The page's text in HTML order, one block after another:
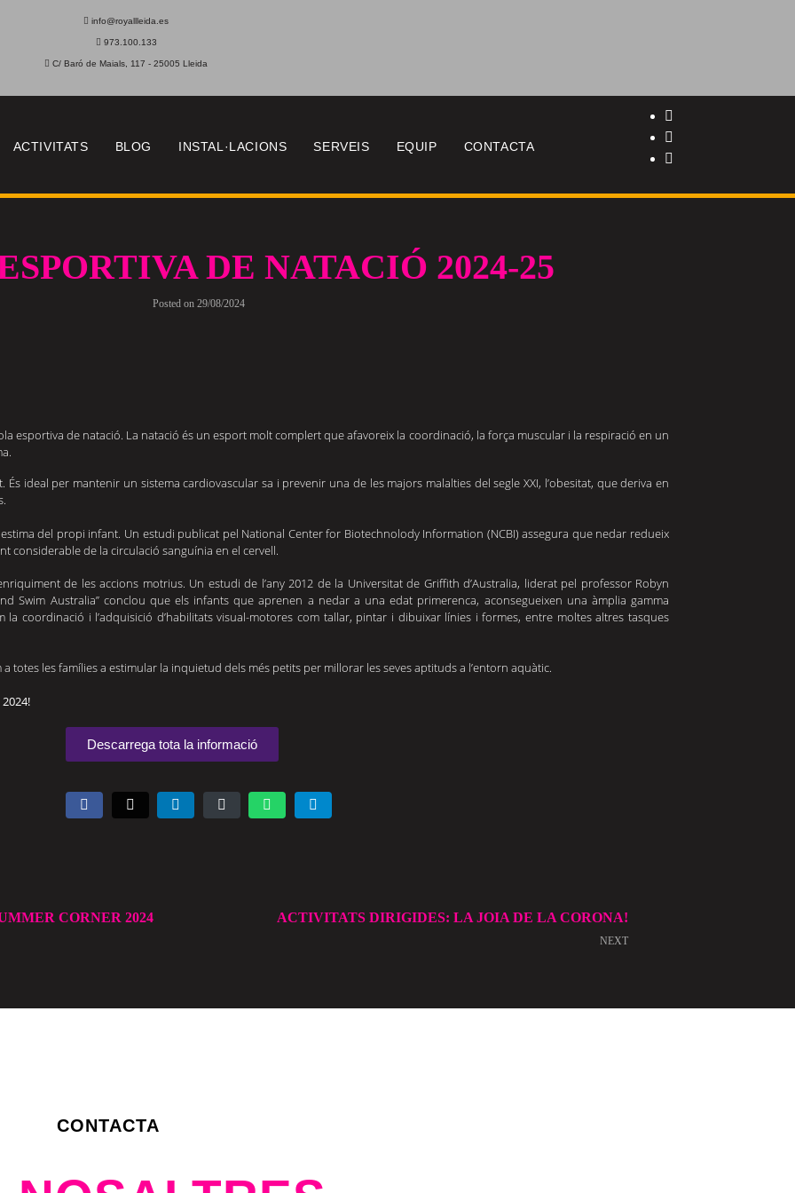
info@royallleida.es
973.100.133
C/ Baró de Maials, 117 - 25005 Lleida
ACTIVITATS BLOG INSTAL·LACIONS SERVEIS EQUIP CONTACTA
DE NATACIÓ 2024-25
Posted on 29/08/2024
esportiva de natació. La natació és un esport molt complert que afavoreix la coordinació, la força muscular i la respiració en un
ideal per mantenir un sistema cardiovascular sa i prevenir una de les majors malalties del segle XXI, l’obesitat, que deriva en
del propi infant. Un estudi publicat pel National Center for Biotechnolody Information (NCBI) assegura que nedar redueix
considerable de la circulació sanguínia en el cervell.
de les accions motrius. Un estudi de l’any 2012 de la Universitat de Griffith d’Australia, liderat pel professor Robyn
Swim Australia” conclou que els infants que aprenen a nedar a una edat primerenca, aconsegueixen una àmplia gamma
coordinació i l’adquisició d’habilitats visual-motores com tallar, pintar i dibuixar línies i formes, entre moltes altres tasques
totes les famílies a estimular la inquietud dels més petits per millorar les seves aptituds a l’entorn aquàtic.
Descarrega tota la informació
CORNER 2024 ACTIVITATS DIRIGIDES: LA JOIA DE LA CORONA!
NEXT
CONTACTA